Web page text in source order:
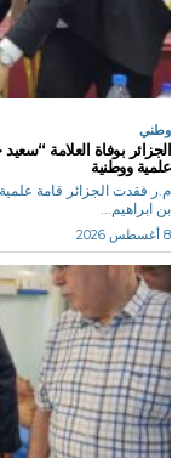
وطني
الجزائر بوفاة العلامة
علمية ووطنية
م.ر فقدت الجزائر قامة
بن ابراهيم...
8 أغسطس 2026